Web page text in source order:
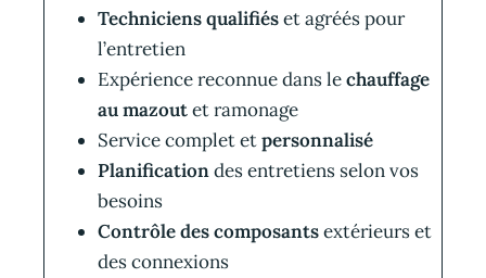
Techniciens qualifiéset agréés pour
l’entretien
Expérience reconnue dans lechauffage
au mazoutet ramonage
Service complet etpersonnalisé
Planificationdes entretiens selon vos
besoins
Contrôle des composantsextérieurs et
des connexions